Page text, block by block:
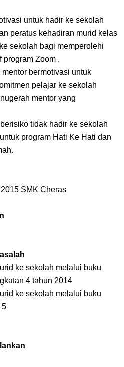
untuk hadir ke sekolah
peratus kehadiran murid kelas
sekolah bagi memperolehi
program Zoom .
bermotivasi untuk
pelajar ke sekolah
mentor yang
tidak hadir ke sekolah
program Hati Ke Hati dan
SMK Cheras
ke sekolah melalui buku
4 tahun 2014
ke sekolah melalui buku
5